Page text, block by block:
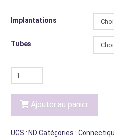
Implantations
Tubes
quantité
de
Raccords
droit
Ajouter au panier
UGS : ND Catégories :